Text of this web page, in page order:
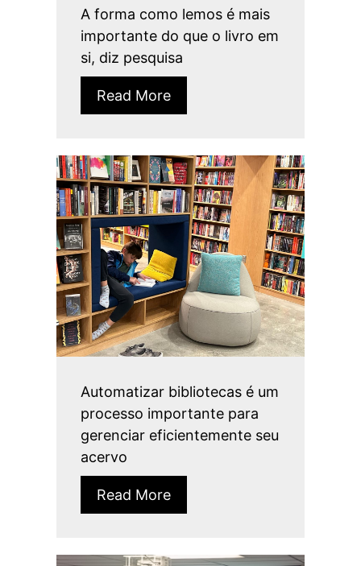
A forma como lemos é mais
importante do que o livro em
si, diz pesquisa
Read More
Automatizar bibliotecas é um
processo importante para
gerenciar eficientemente seu
acervo
Read More